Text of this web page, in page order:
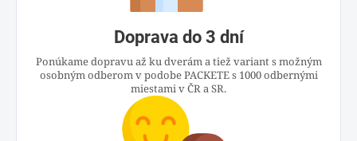
Doprava do 3 dní
Ponúkame dopravu až ku dverám a tiež variant s možným
osobným odberom v podobe PACKETE s 1000 odbernými
miestami v ČR a SR.